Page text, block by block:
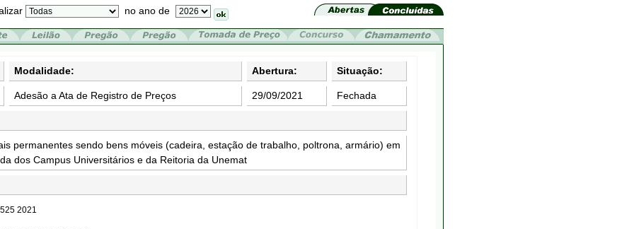
no ano de
Modalidade: Abertura: Situação:
Adesão a Ata de Registro de Preços 29/09/2021 Fechada
permanentes sendo bens móveis (cadeira, estação de trabalho, poltrona, armário) em
dos Campus Universitários e da Reitoria da Unemat
2021